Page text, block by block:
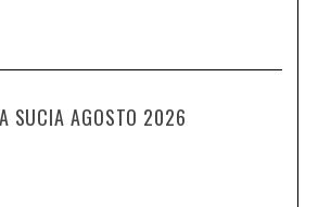
SUCIA AGOSTO 2026